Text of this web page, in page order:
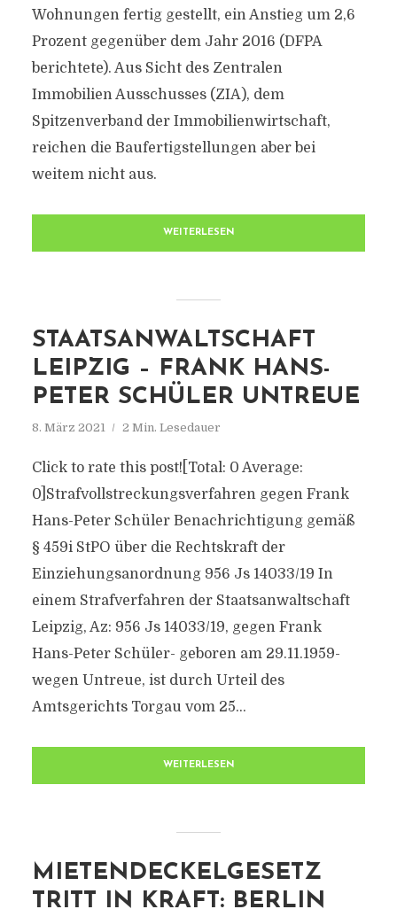
Wohnungen fertig gestellt, ein Anstieg um 2,6
Prozent gegenüber dem Jahr 2016 (DFPA
berichtete). Aus Sicht des Zentralen
Immobilien Ausschusses (ZIA), dem
Spitzenverband der Immobilienwirtschaft,
reichen die Baufertigstellungen aber bei
weitem nicht aus.
WEITERLESEN
STAATSANWALTSCHAFT
LEIPZIG – FRANK HANS-
PETER SCHÜLER UNTREUE
8. März 2021 2 Min. Lesedauer
Click to rate this post![Total: 0 Average:
0]Strafvollstreckungsverfahren gegen Frank
Hans-Peter Schüler Benachrichtigung gemäß
§ 459i StPO über die Rechtskraft der
Einziehungsanordnung 956 Js 14033/​19 In
einem Strafverfahren der Staatsanwaltschaft
Leipzig, Az: 956 Js 14033/​19, gegen Frank
Hans-Peter Schüler- geboren am 29.11.1959-
wegen Untreue, ist durch Urteil des
Amtsgerichts Torgau vom 25...
WEITERLESEN
MIETENDECKELGESETZ
TRITT IN KRAFT: BERLIN